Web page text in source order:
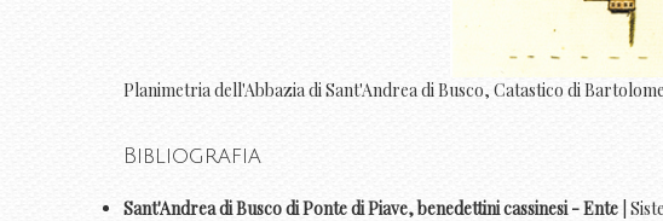
Planimetria dell'Abbazia di Sant'Andrea di Busco, Catastico di
Bibliografia
Sant'Andrea di Busco di Ponte di Piave, benedettini cassinesi - Ente |